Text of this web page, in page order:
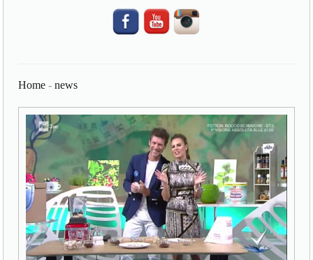
Home -news